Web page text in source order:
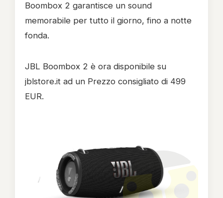
Boombox 2 garantisce un sound
memorabile per tutto il giorno, fino a notte
fonda.
JBL Boombox 2 è ora disponibile su
jblstore.it ad un Prezzo consigliato di 499
EUR.